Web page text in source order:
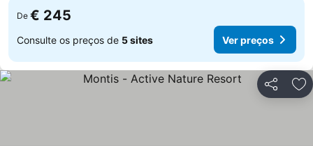
De € 245
Consulte os preços de 5 sites Ver preços
Partilhar